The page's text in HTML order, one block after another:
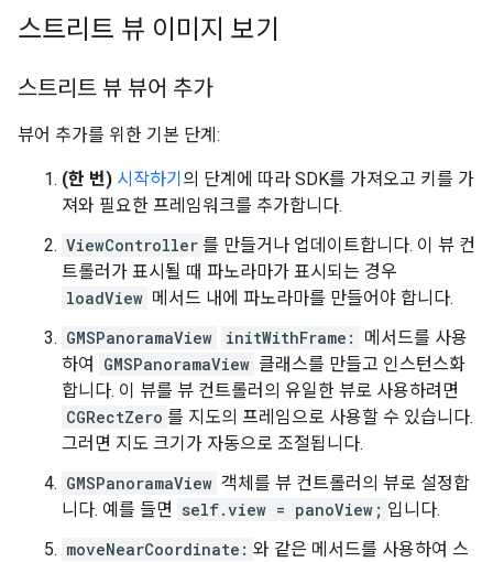
스트리트 뷰 이미지 보기
스트리트 뷰 뷰어 추가
뷰어 추가를 위한 기본 단계:
(한 번) 시작하기 의 단계에 따라 SDK를 가져오고 키를 가
져와 필요한 프레임워크를 추가합니다.
ViewController 를 만들거나 업데이트합니다. 이 뷰 컨
트롤러가 표시될 때 파노라마가 표시되는 경우
loadView 메서드 내에 파노라마를 만들어야 합니다.
GMSPanoramaView
initWithFrame:
메서드를 사용
하여
GMSPanoramaView 클래스를 만들고 인스턴스화
합니다. 이 뷰를 뷰 컨트롤러의 유일한 뷰로 사용하려면
CGRectZero 를 지도의 프레임으로 사용할 수 있습니다.
그러면 지도 크기가 자동으로 조절됩니다.
GMSPanoramaView 객체를 뷰 컨트롤러의 뷰로 설정합
니다. 예를 들면 self.view = panoView; 입니다.
moveNearCoordinate: 와 같은 메서드를 사용하여 스